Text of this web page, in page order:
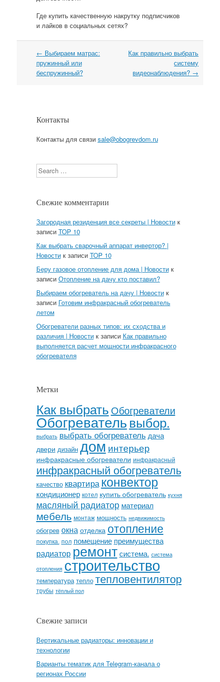
Где купить качественную накрутку подписчиков
и лайков в социальных сетях?
Навигация
← Выбираем матрас:
пружинный или
беспружинный?
Как правильно выбрать
систему
видеонаблюдения? →
Контакты
Контакты для связи sale@obogrevdom.ru
Search
Свежие комментарии
Загородная резиденция все секреты | Новостик
записи TOP 10
Как выбрать сварочный аппарат инвертор? |
Новостик записи TOP 10
Беру газовое отопление для дома | Новостик
записи Отопление на дачу кто поставил?
Выбираем обогреватель на дачу | Новостик
записи Готовим инфракрасный обогреватель
летом
Обогреватели разных типов: их сходства и
различия | Новостик записи Как правильно
выполняется расчет мощности инфракрасного
обогревателя
Метки
Как выбрать Обогреватели
Обогревательвыбор.
выбрать выбрать обогреватель дача
двери дизайн дом интерьер
инфракрасные обогреватели инфракрасный
инфракрасный обогреватель
качество квартираконвектор
кондиционер котел купить обогреватель кухня
масляный радиатор материал
мебель монтаж мощность недвижимость
обогрев окна отделка отопление
покупка. пол помещение преимущества
радиатор ремонт система. система
отопления строительство
температура тепло тепловентилятор
трубы тёплый пол
Свежие записи
Вертикальные радиаторы: инновации и
технологии
Варианты тематик для Telegram-канала о
регионах России